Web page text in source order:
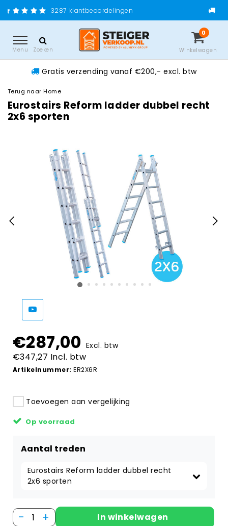
Gratis verzending
Menu Zoeken
0
Winkelwagen
Gratis verzending vanaf €200,- excl. btw
Terug naar Home
Eurostairs Reform ladder dubbel recht
2x6 sporten
€287,00 Excl. btw
€347,27 Incl. btw
Artikelnummer: ER2X6R
Toevoegen aan vergelijking
Op voorraad
Aantal treden
Eurostairs Reform ladder dubbel recht
2x6 sporten
- + In winkelwagen